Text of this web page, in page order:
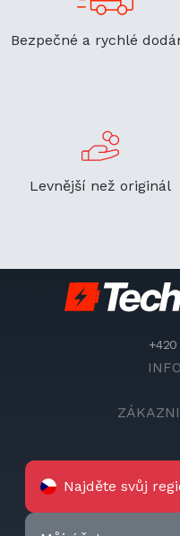
Bezpečné a rychlé
Levnější než originál
Najděte svůj